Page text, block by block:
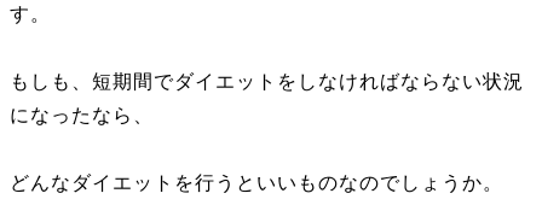
す。
もしも、短期間でダイエットをしなければならない状況
になったなら、
どんなダイエットを行うといいものなのでしょうか。